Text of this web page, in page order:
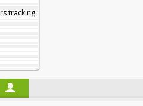
tracking
a
a